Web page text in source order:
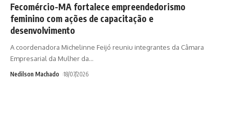
Fecomércio-MA fortalece empreendedorismo
feminino com ações de capacitação e
desenvolvimento
A coordenadora Michelinne Feijó reuniu integrantes da Câmara
Empresarial da Mulher da…
Nedilson Machado 18/07/2026